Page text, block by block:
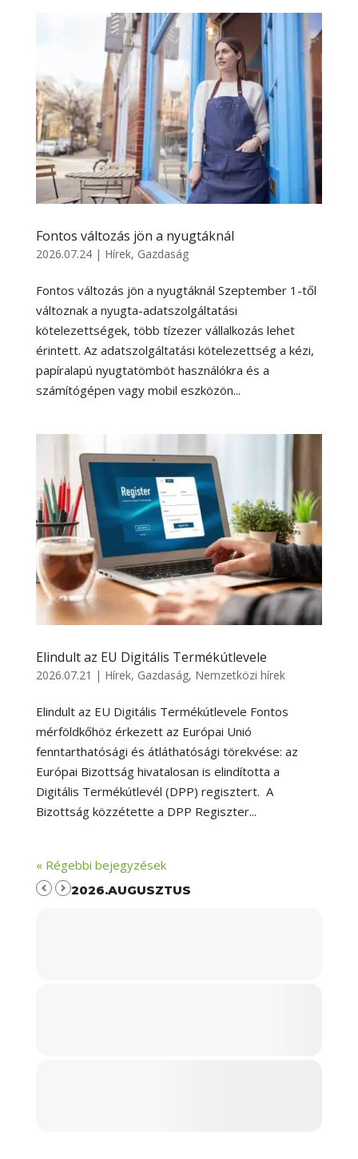
Fontos változás jön a nyugtáknál
2026.07.24| Hírek, Gazdaság
Fontos változás jön a nyugtáknál Szeptember 1-től
változnak a nyugta-adatszolgáltatási
kötelezettségek, több tízezer vállalkozás lehet
érintett. Az adatszolgáltatási kötelezettség a kézi,
papíralapú nyugtatömböt használókra és a
számítógépen vagy mobil eszközön...
Elindult az EU Digitális Termékútlevele
2026.07.21 | Hírek, Gazdaság, Nemzetközi hírek
Elindult az EU Digitális Termékútlevele Fontos
mérföldkőhöz érkezett az Európai Unió
fenntarthatósági és átláthatósági törekvése: az
Európai Bizottság hivatalosan is elindította a
Digitális Termékútlevél (DPP) regisztert. A
Bizottság közzétette a DPP Regiszter...
« Régebbi bejegyzések
2026.AUGUSZTUS